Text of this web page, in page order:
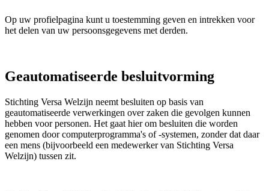
Op uw profielpagina kunt u toestemming geven en intrekken voor
het delen van uw persoonsgegevens met derden.
Geautomatiseerde besluitvorming
Stichting Versa Welzijn neemt besluiten op basis van
geautomatiseerde verwerkingen over zaken die gevolgen kunnen
hebben voor personen. Het gaat hier om besluiten die worden
genomen door computerprogramma's of -systemen, zonder dat daar
een mens (bijvoorbeeld een medewerker van Stichting Versa
Welzijn) tussen zit.